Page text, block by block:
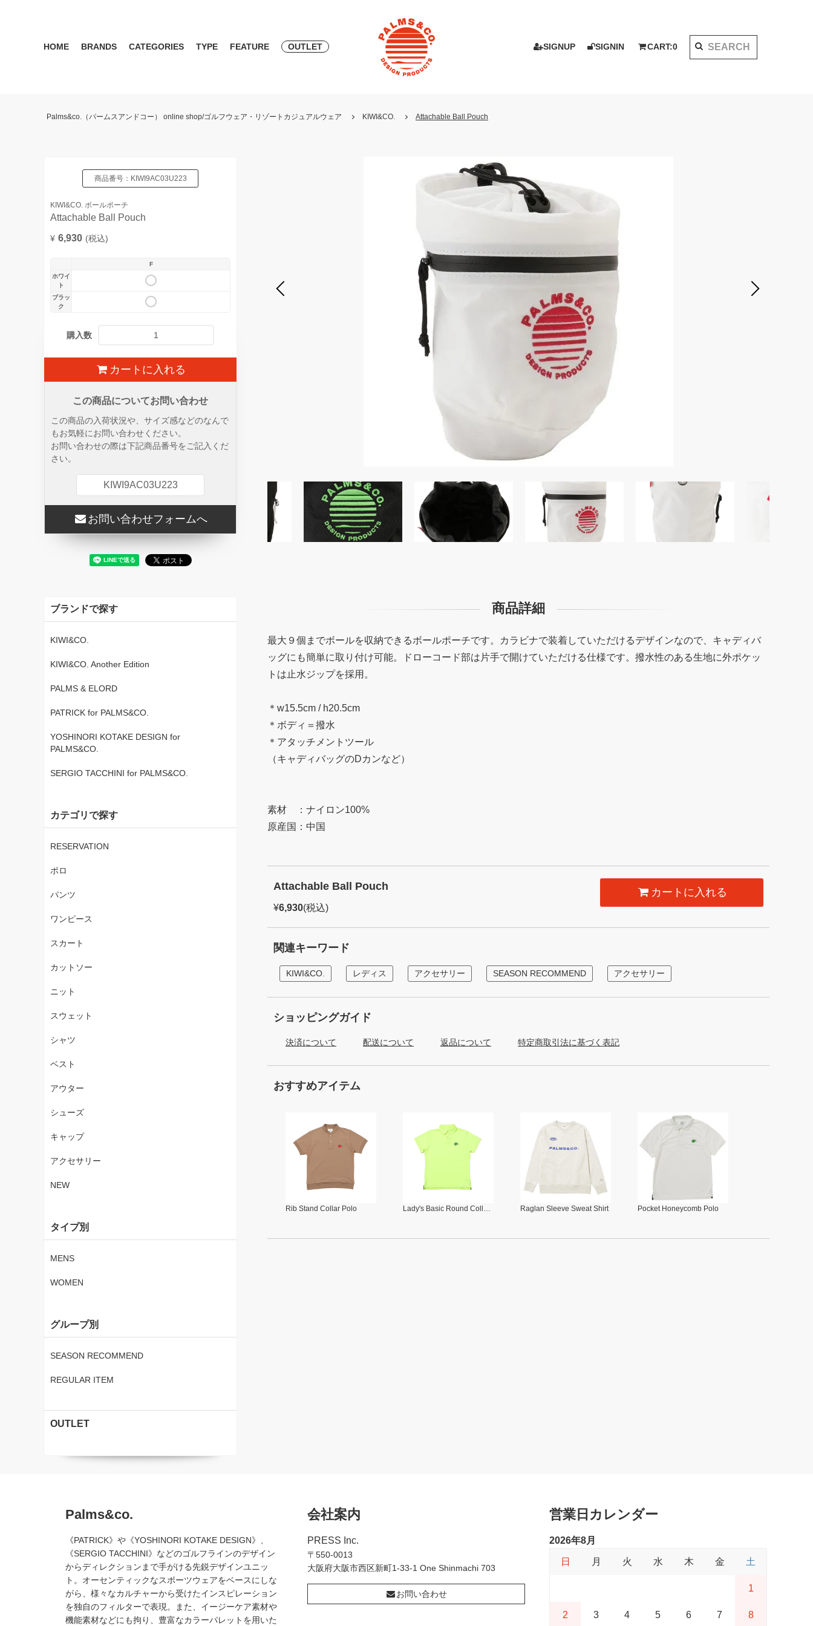
HOME BRANDS CATEGORIES TYPE FEATURE OUTLET SIGNUP SIGNIN CART:0
Palms&co.（パームスアンドコー） online shop/ゴルフウェア・リゾートカジュアルウェア KIWI&CO. Attachable Ball Pouch
商品番号： KIWI9AC03U223
KIWI&CO. ボールポーチ
Attachable Ball Pouch
¥ 6,930 (税込)
F
ホワイ
ト
ブラッ
ク
購入数
カートに入れる
この商品についてお問い合わせ
この商品の入荷状況や、サイズ感などのなんで
もお気軽にお問い合わせください。
お問い合わせの際は下記商品番号をご記入くだ
さい。
KIWI9AC03U223
お問い合わせフォームへ
商品詳細
最大９個までボールを収納できるボールポーチです。カラビナで装着していただけるデザインなので、キャディバ
ッグにも簡単に取り付け可能。ドローコード部は片手で開けていただける仕様です。撥水性のある生地に外ポケッ
トは止水ジップを採用。
＊w15.5cm / h20.5cm
＊ボディ＝撥水
＊アタッチメントツール
（キャディバッグのDカンなど）
素材 ：ナイロン100%
原産国：中国
Attachable Ball Pouch
¥6,930(税込)
カートに入れる
関連キーワード
KIWI&CO. レディス アクセサリー SEASON RECOMMEND アクセサリー
ショッピングガイド
決済について 配送について 返品について 特定商取引法に基づく表記
おすすめアイテム
Rib Stand Collar Polo Lady's Basic Round Collar Polo Raglan Sleeve Sweat Shirt Pocket Honeycomb Polo
ブランドで探す
KIWI&CO.
KIWI&CO. Another Edition
PALMS & ELORD
PATRICK for PALMS&CO.
YOSHINORI KOTAKE DESIGN for
PALMS&CO.
SERGIO TACCHINI for PALMS&CO.
カテゴリで探す
RESERVATION
ポロ
パンツ
ワンピース
スカート
カットソー
ニット
スウェット
シャツ
ベスト
アウター
シューズ
キャップ
アクセサリー
NEW
タイプ別
MENS
WOMEN
グループ別
SEASON RECOMMEND
REGULAR ITEM
OUTLET
Palms&co.
《PATRICK》や《YOSHINORI KOTAKE DESIGN》、
《SERGIO TACCHINI》などのゴルフラインのデザイン
からディレクションまで手がける先鋭デザインユニッ
ト。オーセンティックなスポーツウェアをベースにしな
がら、様々なカルチャーから受けたインスピレーション
を独自のフィルターで表現。また、イージーケア素材や
機能素材などにも拘り、豊富なカラーパレットを用いた
会社案内
PRESS Inc.
〒550-0013
大阪府大阪市西区新町1-33-1 One Shinmachi 703
お問い合わせ
営業日カレンダー
2026年8月
日 月 火 水 木 金 土
1
2 3 4 5 6 7 8